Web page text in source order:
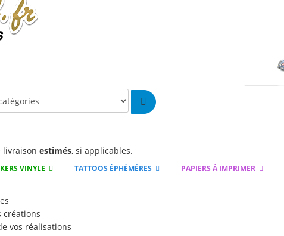
livraison estimés, si applicables.
VINYLE TATTOOS ÉPHÉMÈRES PAPIERS À IMPRIMER
créations
vos réalisations